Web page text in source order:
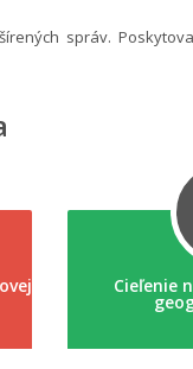
správ.
Cieľenie